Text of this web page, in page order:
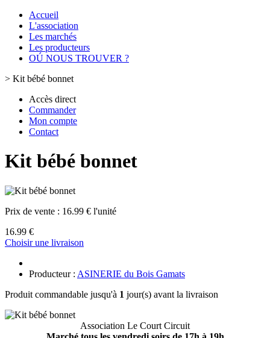
Accueil
L'association
Les marchés
Les producteurs
OÚ NOUS TROUVER ?
> Kit bébé bonnet
Accès direct
Commander
Mon compte
Contact
Kit bébé bonnet
Prix de vente : 16.99 € l'unité
16.99 €
Choisir une livraison
Producteur : ASINERIE du Bois Gamats
Produit commandable jusqu'à 1 jour(s) avant la livraison
Association Le Court Circuit